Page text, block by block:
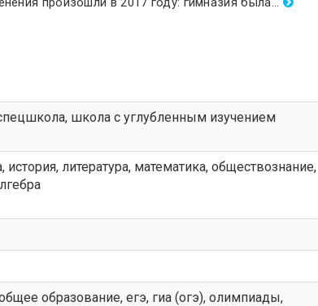
, школа с углубленным изучением
литература, математика, обществознание,
образование, егэ, гиа (огэ), олимпиады,